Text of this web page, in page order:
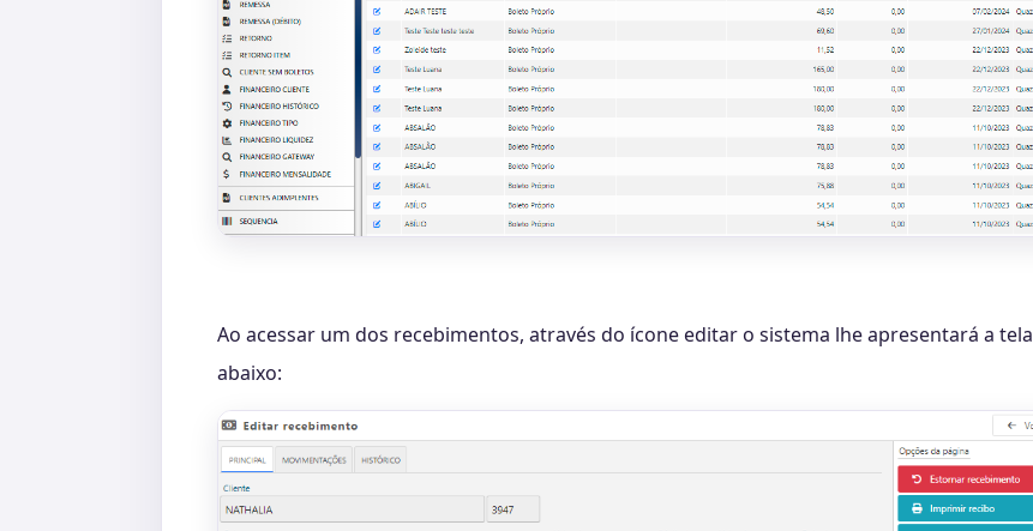
Ao acessar um dos recebimentos, através do ícone editar o sistema lhe apresentará a tela
abaixo: